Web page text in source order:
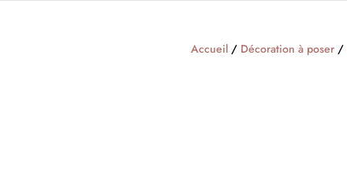
Accueil/ Décoration à poser/